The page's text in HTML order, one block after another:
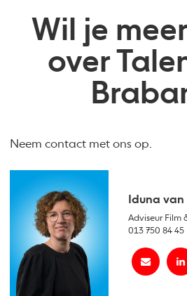
Wil je
over
Neem contact met ons op.
Iduna van
Adviseur Film
013 750 84 45